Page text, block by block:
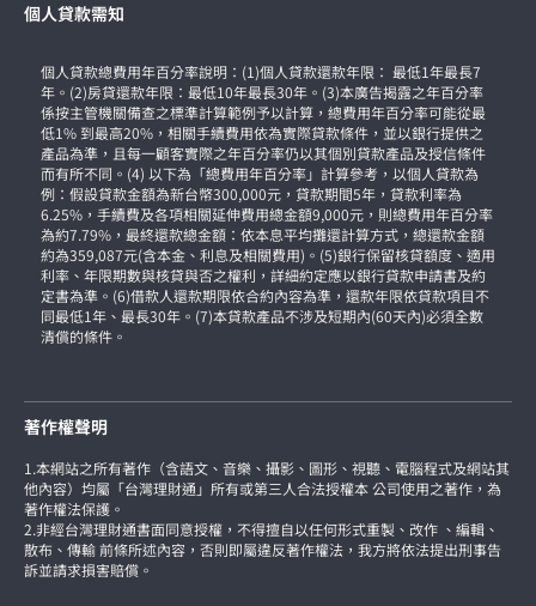
個人貸款需知
個人貸款總費用年百分率說明：(1)個人貸款還款年限： 最低1年最長7
年。(2)房貸還款年限：最低10年最長30年。(3)本廣告揭露之年百分率
係按主管機關備查之標準計算範例予以計算，總費用年百分率可能從最
低1% 到最高20%，相關手續費用依為實際貸款條件，並以銀行提供之
產品為準，且每一顧客實際之年百分率仍以其個別貸款產品及授信條件
而有所不同。(4) 以下為「總費用年百分率」計算參考，以個人貸款為
例：假設貸款金額為新台幣300,000元，貸款期間5年，貸款利率為
6.25%，手續費及各項相關延伸費用總金額9,000元，則總費用年百分率
為約7.79%，最終還款總金額：依本息平均攤還計算方式，總還款金額
約為359,087元(含本金、利息及相關費用)。(5)銀行保留核貸額度、適用
利率、年限期數與核貸與否之權利，詳細約定應以銀行貸款申請書及約
定書為準。(6)借款人還款期限依合約內容為準，還款年限依貸款項目不
同最低1年、最長30年。(7)本貸款產品不涉及短期內(60天內)必須全數
清償的條件。
著作權聲明
1.本網站之所有著作（含語文、音樂、攝影、圖形、視聽、電腦程式及網站其
他內容）均屬「台灣理財通」所有或第三人合法授權本 公司使用之著作，為
著作權法保護。
2.非經台灣理財通書面同意授權，不得擅自以任何形式重製、改作 、編輯、
散布、傳輸 前條所述內容，否則即屬違反著作權法，我方將依法提出刑事告
訴並請求損害賠償。